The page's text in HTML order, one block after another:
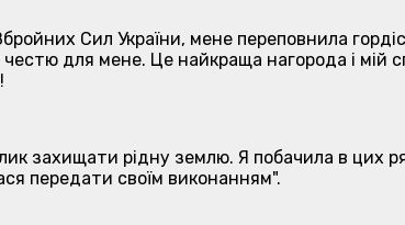
Сил України, мене переповнила
для мене. Це найкраща нагорода і мій
захищати рідну землю. Я побачила в цих
передати своїм виконанням".